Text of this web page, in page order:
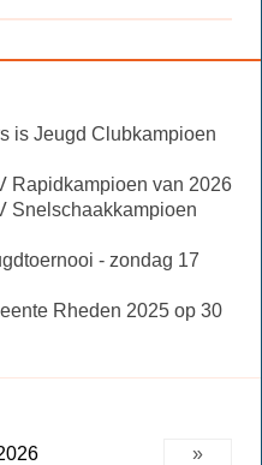
is Jeugd Clubkampioen
Rapidkampioen van 2026
Snelschaakkampioen
- zondag 17
Rheden 2025 op 30
»